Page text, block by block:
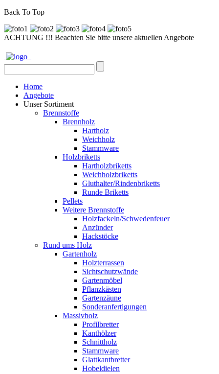
Back To Top
ACHTUNG !!! Beachten Sie bitte unsere aktuellen Angebote
Home
Angebote
Unser Sortiment
Brennstoffe
Brennholz
Hartholz
Weichholz
Stammware
Holzbriketts
Hartholzbriketts
Weichholzbriketts
Gluthalter/Rindenbriketts
Runde Briketts
Pellets
Weitere Brennstoffe
Holzfackeln/Schwedenfeuer
Anzünder
Hackstöcke
Rund ums Holz
Gartenholz
Holzterrassen
Sichtschutzwände
Gartenmöbel
Pflanzkästen
Gartenzäune
Sonderanfertigungen
Massivholz
Profilbretter
Kanthölzer
Schnittholz
Stammware
Glattkantbretter
Hobeldielen